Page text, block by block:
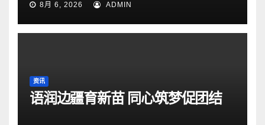
8月 6, 2026 ADMIN
资讯
语润边疆育新苗 同心筑梦促团结